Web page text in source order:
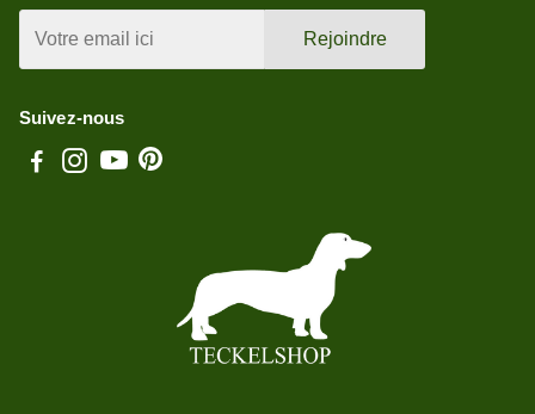
Rejoindre
Suivez-nous